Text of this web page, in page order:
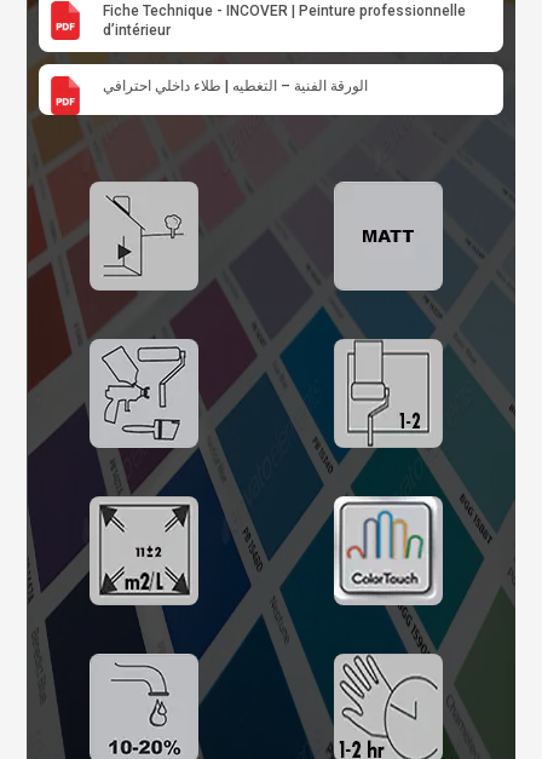
Fiche Technique - INCOVER | Peinture professionnelle
d’intérieur
الورقة الفنية – التغطيه | طلاء داخلي احترافي